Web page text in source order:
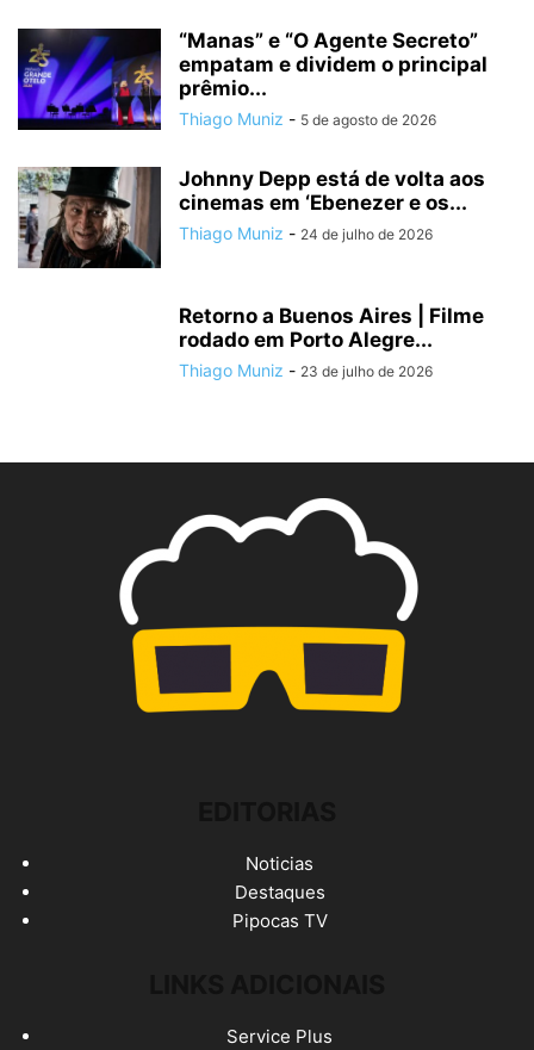
“Manas” e “O Agente Secreto”
empatam e dividem o principal
prêmio...
Thiago Muniz - 5 de agosto de 2026
Johnny Depp está de volta aos
cinemas em ‘Ebenezer e os...
Thiago Muniz - 24 de julho de 2026
Retorno a Buenos Aires | Filme
rodado em Porto Alegre...
Thiago Muniz - 23 de julho de 2026
Noticias
Destaques
Pipocas TV
Service Plus